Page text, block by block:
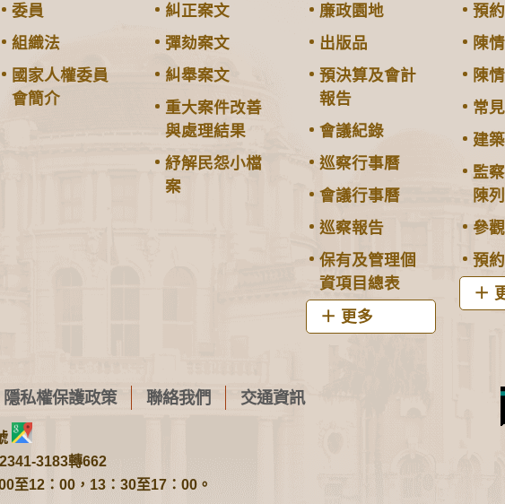
委員
組織法
國家人權委員
會簡介
糾正案文
彈劾案文
糾舉案文
重大案件改善
與處理結果
紓解民怨小檔
案
廉政園地
出版品
預決算及會計
報告
會議紀錄
巡察行事曆
會議行事曆
巡察報告
保有及管理個
資項目總表
更多
預
陳
陳
常
建
監
陳
參
預
隱私權保護政策 聯絡我們 交通資訊
3183轉662
至12：00，13：30至17：00。